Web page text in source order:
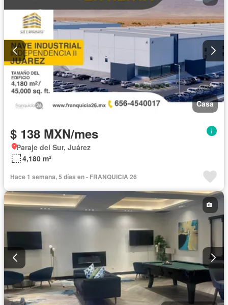
Internet
Recámara con closet
Seguridad
Televisión por cable
Terraza Vista panorámica
Wifi
Zonas verdes
Completamente amueblado
Casa
$ 138 MXN/mes
Paraje del Sur, Juárez
4,180 m²
Hace 1 semana, 5 días en - FRANQUICIA 26